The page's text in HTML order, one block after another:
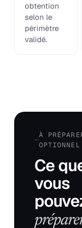
obtention
selon le
périmètre
validé.
À
OPTIONNEL
Ce
vous